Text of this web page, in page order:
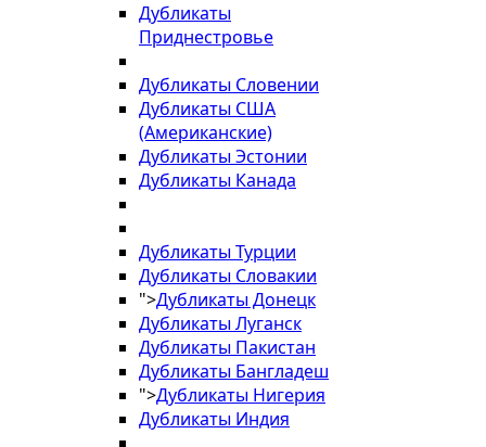
Дубликаты
Приднестровье
Дубликаты Словении
Дубликаты США
(Американские)
Дубликаты Эстонии
Дубликаты Канада
Дубликаты Турции
Дубликаты Словакии
">Дубликаты Донецк
Дубликаты Луганск
Дубликаты Пакистан
Дубликаты Бангладеш
">Дубликаты Нигерия
Дубликаты Индия